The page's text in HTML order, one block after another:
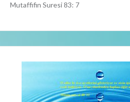
Mutaffifin Suresi 83: 7